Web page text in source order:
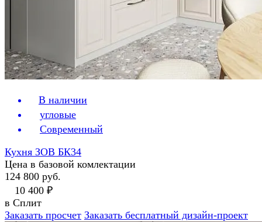
В наличии
угловые
Современный
Кухня ЗОВ БК34
Цена в базовой комлектации
124 800 руб.
10 400 ₽
в Сплит
Заказать просчет Заказать бесплатный дизайн-проект